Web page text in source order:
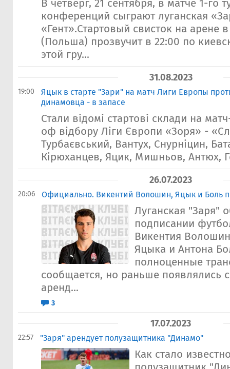
В четверг, 21 сентября, в матче 1-го
конференций сыграют луганская
«Гент».Стартовый свисток на арене
(Польша) прозвучит в 22:00 по
этой гру...
31.08.2023
19:00
Яцык в старте "Зари" на матч Лиги Европы
динамовца - в запасе
Стали відомі стартові склади на
оф відбору Ліги Європи «Зоря» -
Турбаєвський, Вантух, Снурніцин,
Кірюханцев, Яцик, Мишньов, Антюх,
26.07.2023
20:06 Официально. Викентий Волошин, Яцык и Боль
Луганская "Заря"
подписании
Викентия
Яцыка и Антона
полноценные
сообщается, но раньше появлялись
аренд...
3
17.07.2023
22:57 "Заря" арендует полузащитника "Динамо"
Как стало